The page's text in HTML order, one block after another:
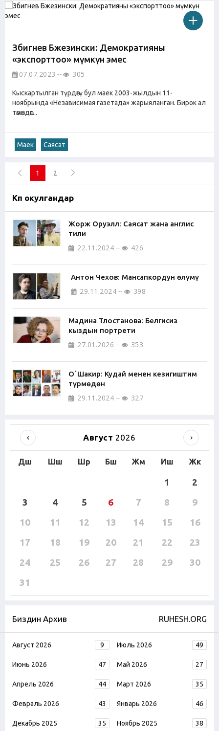
Збигнев Бжезински: Демократияны
«экспорттоо» мүмкүн эмес
07.07.2023 305
Кыскартылган түрдөгү бул маек 2003-жылдын 11-
ноябрында «Независимая газетада» жарыяланган. Бирок ал
төмөндөг...
Маек Саясат
1 2
Көп окулгандар
Жорж Оруэлл: Саясат жана англис
тили
22.11.2024 426
Антон Чехов: Мансапкордун өлүмү
29.11.2024 398
Мадина Тлостанова: Белгисиз
кыздын портрети
27.01.2026 353
О`Шакир: Кудай менен кезигиштим
түрмөдөн
29.11.2024 327
Август 2026
Дш Шш Шр Бш Жм Иш Жк
1
2
3
4 5 6 7 8
9
10
11 12 13 14 15
16
17
18 19 20 21 22
23
24
25 26 27 28 29
30
31
Биздин Архив RUHESH.ORG
Август 2026 9 Июль 2026 49
Июнь 2026 47 Май 2026 27
Апрель 2026 44 Март 2026 35
Февраль 2026 43 Январь 2026 46
Декабрь 2025 35 Ноябрь 2025 38